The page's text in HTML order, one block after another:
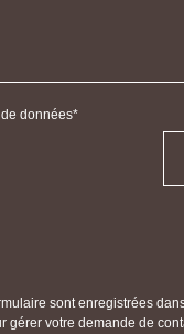
données
sont enregistrées
gérer votre demande de